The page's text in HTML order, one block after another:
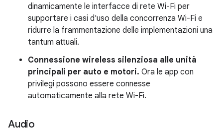
dinamicamente le interfacce di rete Wi-Fi per
supportare i casi d'uso della concorrenza Wi-Fi e
ridurre la frammentazione delle implementazioni una
tantum attuali.
Connessione wireless silenziosa alle unità
principali per auto e motori. Ora le app con
privilegi possono essere connesse
automaticamente alla rete Wi-Fi.
Audio